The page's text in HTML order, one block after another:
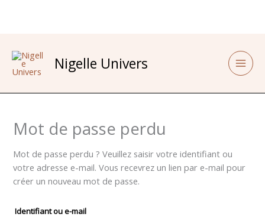
Nigelle Univers
Mot de passe perdu
Mot de passe perdu ? Veuillez saisir votre identifiant ou
votre adresse e-mail. Vous recevrez un lien par e-mail pour
créer un nouveau mot de passe.
Identifiant ou e-mail